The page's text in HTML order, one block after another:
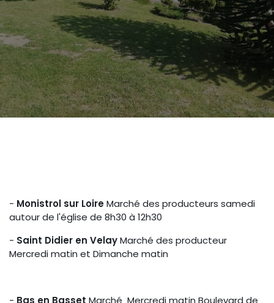
- Monistrol sur LoireMarché des producteurs samedi
autour de l'église de 8h30 à 12h30
- Saint Didier en VelayMarché des producteur
Mercredi matin et Dimanche matin
- Bas en Basset Marché Mercredi matin Boulevard de